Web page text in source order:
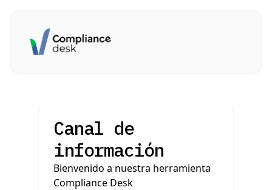
Canal de
información
Bienvenido a nuestra herramienta
Compliance Desk